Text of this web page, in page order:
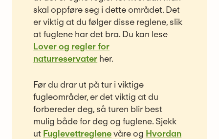
skal oppføre seg i dette området. Det
er viktig at du følger disse reglene, slik
at fuglene har det bra. Du kan lese
Lover og regler for
naturreservater her.
Før du drar ut på tur i viktige
fugleområder, er det viktig at du
forbereder deg, så turen blir best
mulig både for deg og fuglene. Sjekk
ut Fuglevettreglenevåre og Hvordan